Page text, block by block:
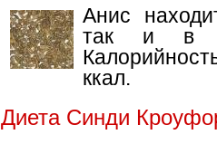
Анис
так и в
ккал.
Диета Синди